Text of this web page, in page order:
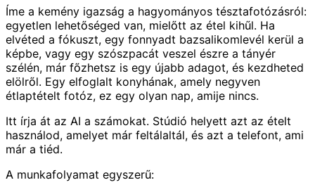
Íme a kemény igazság a hagyományos tésztafotózásról:
egyetlen lehetőséged van, mielőtt az étel kihűl. Ha
elvéted a fókuszt, egy fonnyadt bazsalikomlevél kerül a
képbe, vagy egy szószpacát veszel észre a tányér
szélén, már főzhetsz is egy újabb adagot, és kezdheted
elölről. Egy elfoglalt konyhának, amely negyven
étlaptételt fotóz, ez egy olyan nap, amije nincs.
Itt írja át az AI a számokat. Stúdió helyett azt az ételt
használod, amelyet már feltálaltál, és azt a telefont, ami
már a tiéd.
A munkafolyamat egyszerű: